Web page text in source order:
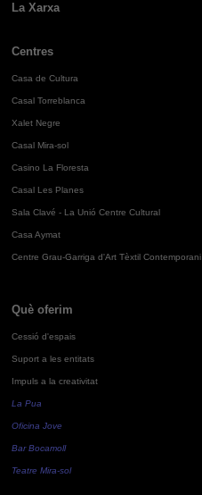
La Xarxa
Centres
Casa de Cultura
Casal Torreblanca
Xalet Negre
Casal Mira-sol
Casino La Floresta
Casal Les Planes
Sala Clavé - La Unió Centre Cultural
Casa Aymat
Centre Grau-Garriga d'Art Tèxtil Contemporani
Què oferim
Cessió d'espais
Suport a les entitats
Impuls a la creativitat
La Pua
Oficina Jove
Bar Bocamoll
Teatre Mira-sol